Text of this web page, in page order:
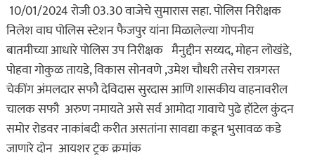
10/01/2024 रोजी 03.30 वाजेचे सुमारास सहा. पोलिस निरीक्षक
निलेश वाघ पोलिस स्टेशन फैजपुर यांना मिळालेल्या गोपनीय
बातमीच्या आधारे पोलिस उप निरीक्षक मैनुद्दीन सय्यद, मोहन लोखंडे,
पोहवा गोकुळ तायडे, विकास सोनवणे ,उमेश चौधरी तसेच रात्रगस्त
चेकींग अंमलदार सफौ देविदास सुरदास आणि शासकीय वाहनावरील
चालक सफौ अरुण नमायते असे सर्व आमोदा गावाचे पुढे हॉटेल कुंदन
समोर रोडवर नाकांबदी करीत असतांना सावद्या कडून भुसावळ कडे
जाणारे दोन आयशर ट्रक क्रमांक